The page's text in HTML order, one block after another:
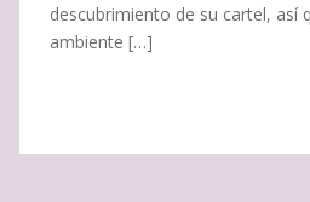
descubrimiento de su cartel, así
ambiente […]